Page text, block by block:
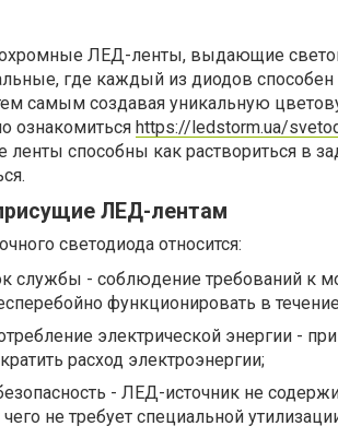
ЛЕД-ленты, выдающие
где каждый из диодов
самым создавая уникальную
ознакомиться https://ledstorm.ua/
ленты способны как раствориться в
ЛЕД-лентам
светодиода относится:
службы - соблюдение требований к
функционировать в
электрической энергии -
расход электроэнергии;
- ЛЕД-источник не
не требует специальной